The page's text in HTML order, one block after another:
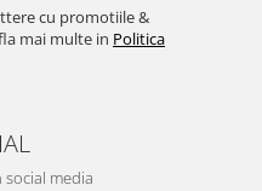
cu promotiile &
mai multe in Politica
social media